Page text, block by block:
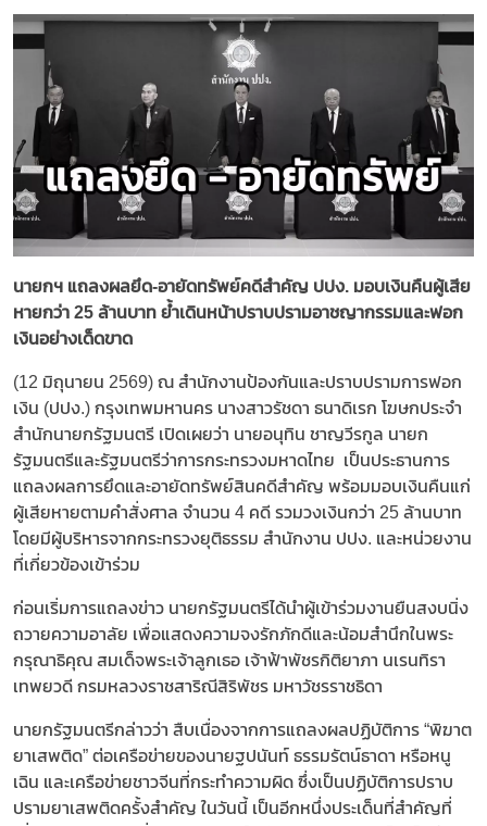
นายกฯ แถลงผลยึด-อายัดทรัพย์คดีสำคัญ ปปง. มอบเงินคืนผู้เสีย
หายกว่า 25 ล้านบาท ย้ำเดินหน้าปราบปรามอาชญากรรมและฟอก
เงินอย่างเด็ดขาด
(12 มิถุนายน 2569) ณ สำนักงานป้องกันและปราบปรามการฟอก
เงิน (ปปง.) กรุงเทพมหานคร นางสาวรัชดา ธนาดิเรก โฆษกประจำ
สำนักนายกรัฐมนตรี เปิดเผยว่า นายอนุทิน ชาญวีรกูล นายก
รัฐมนตรีและรัฐมนตรีว่าการกระทรวงมหาดไทย เป็นประธานการ
แถลงผลการยึดและอายัดทรัพย์สินคดีสำคัญ พร้อมมอบเงินคืนแก่
ผู้เสียหายตามคำสั่งศาล จำนวน 4 คดี รวมวงเงินกว่า 25 ล้านบาท
โดยมีผู้บริหารจากกระทรวงยุติธรรม สำนักงาน ปปง. และหน่วยงาน
ที่เกี่ยวข้องเข้าร่วม
ก่อนเริ่มการแถลงข่าว นายกรัฐมนตรีได้นำผู้เข้าร่วมงานยืนสงบนิ่ง
ถวายความอาลัย เพื่อแสดงความจงรักภักดีและน้อมสำนึกในพระ
กรุณาธิคุณ สมเด็จพระเจ้าลูกเธอ เจ้าฟ้าพัชรกิติยาภา นเรนทิรา
เทพยวดี กรมหลวงราชสาริณีสิริพัชร มหาวัชรราชธิดา
นายกรัฐมนตรีกล่าวว่า สืบเนื่องจากการแถลงผลปฏิบัติการ “พิฆาต
ยาเสพติด” ต่อเครือข่ายของนายฐปนันท์ ธรรมรัตน์ธาดา หรือหนู
เฉิน และเครือข่ายชาวจีนที่กระทำความผิด ซึ่งเป็นปฏิบัติการปราบ
ปรามยาเสพติดครั้งสำคัญ ในวันนี้ เป็นอีกหนึ่งประเด็นที่สำคัญที่